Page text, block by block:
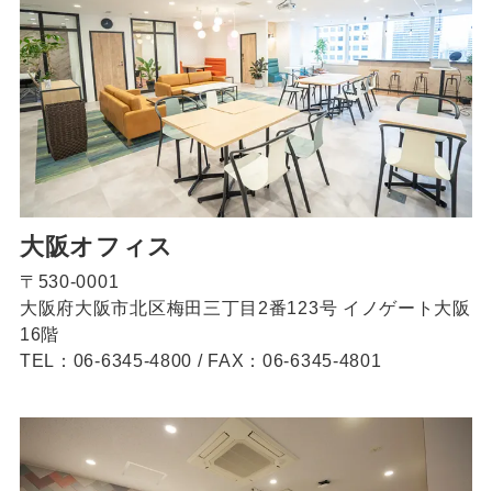
大阪オフィス
〒530-0001
大阪府大阪市北区梅田三丁目2番123号 イノゲート大阪
16階
TEL：06-6345-4800 / FAX：06-6345-4801